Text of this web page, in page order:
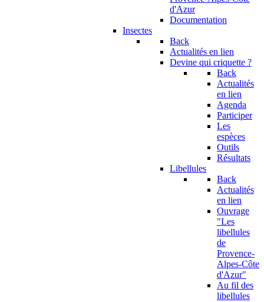
d'Azur
Documentation
Insectes
Back
Actualités en lien
Devine qui criquette ?
Back
Actualités
en lien
Agenda
Participer
Les
espèces
Outils
Résultats
Libellules
Back
Actualités
en lien
Ouvrage
"Les
libellules
de
Provence-
Alpes-Côte
d'Azur"
Au fil des
libellules